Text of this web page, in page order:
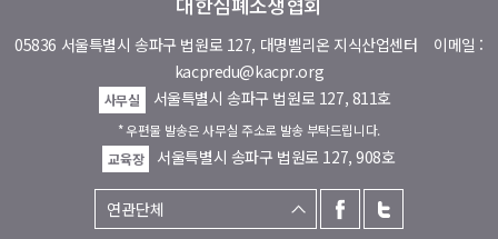
05836 서울특별시 송파구 법원로 127, 대명벨리온 지식산업센터 이메일 :
kacpredu@kacpr.org
사무실 서울특별시 송파구 법원로 127, 811호
* 우편물 발송은 사무실 주소로 발송 부탁드립니다.
교육장
서울특별시 송파구 법원로 127, 908호